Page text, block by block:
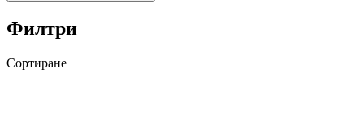
Филтри
Сортиране